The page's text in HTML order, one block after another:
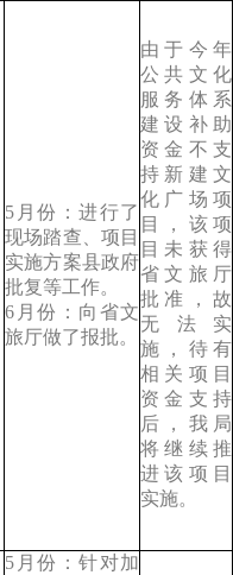
5月份：进行了
现场踏查、项目
实施方案县政府
批复等工作。
6月份：向省文
旅厅做了报批。
由于今年
公共文化
服务体系
建设补助
资金不支
持新建文
化广场项
目，该项
目未获得
省文旅厅
批准，故
无法实
施，待有
相关项目
资金支持
后，我局
将继续推
进该项目
实施。
5月份：针对加